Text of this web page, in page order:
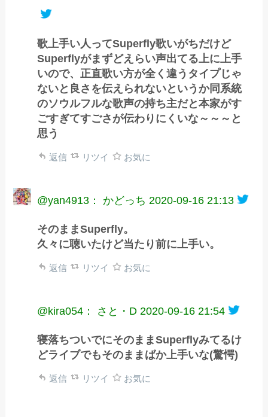
歌上手い人ってSuperfly歌いがちだけど
Superflyがまずどえらい声出てる上に上手
いので、正直歌い方が全く違うタイプじゃ
ないと良さを伝えられないというか同系統
のソウルフルな歌声の持ち主だと本家がす
ごすぎてすごさが伝わりにくいな～～～と
思う
返信 リツイ お気に
@yan4913： かどっち 2020-09-16 21:13
そのままSuperfly。
久々に聴いたけど当たり前に上手い。
返信 リツイ お気に
@kira054： さと・D 2020-09-16 21:54
寝落ちついでにそのままSuperflyみてるけ
どライブでもそのままばか上手いな(驚愕)
返信 リツイ お気に